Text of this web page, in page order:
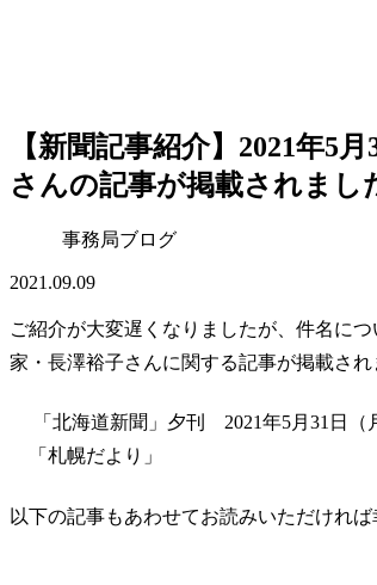
【新聞記事紹介】2021年5
さんの記事が掲載されまし
事務局ブログ
2021.09.09
ご紹介が大変遅くなりましたが、件名に
家・長澤裕子さんに関する記事が掲載さ
「北海道新聞」夕刊 2021年5月31日（
「札幌だより」
以下の記事もあわせてお読みいただければ